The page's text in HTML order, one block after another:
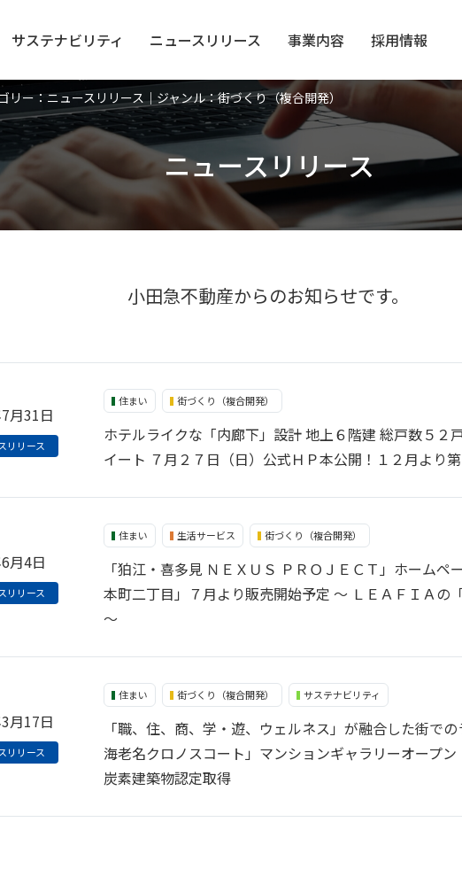
サステナビリティ ニュースリリース 事業内容 採用情報
リー：ニュースリリース｜ジャンル：街づくり（複合開発）
ニュースリリース
小田急不動産からのお知らせです。
月31日
リリース
住まい 街づくり（複合開発）
ホテルライクな「内廊下」設計 地上６階建 総戸数５２
イート ７月２７日（日）公式ＨＰ本公開！１２月より
月4日
リリース
住まい 生活サービス 街づくり（複合開発）
「狛江・喜多見 ＮＥＸＵＳ ＰＲＯＪＥＣＴ」ホーム
本町二丁目」７月より販売開始予定 ～ ＬＥＡＦＩＡの
～
月17日
リリース
住まい 街づくり（複合開発） サステナビリティ
「職、住、商、学・遊、ウェルネス」が融合した街で
海老名クロノスコート」マンションギャラリーオー
炭素建築物認定取得